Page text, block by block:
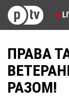
ПРАВА
РАЗОМ!